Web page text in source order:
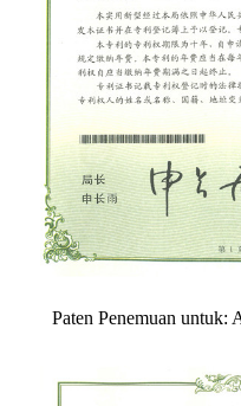
Paten Penemuan untuk: